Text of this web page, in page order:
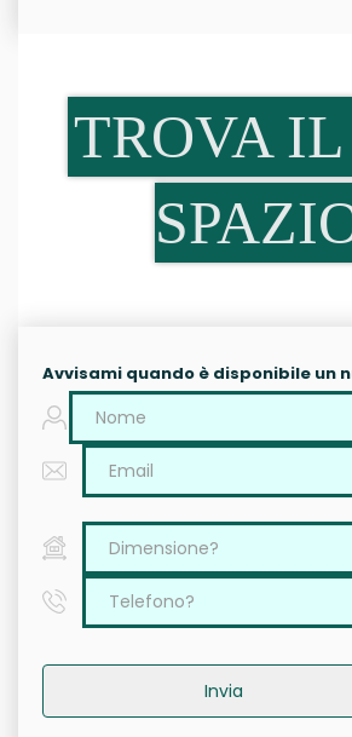
TROVA
Avvisami quando è disponibile un
Invia